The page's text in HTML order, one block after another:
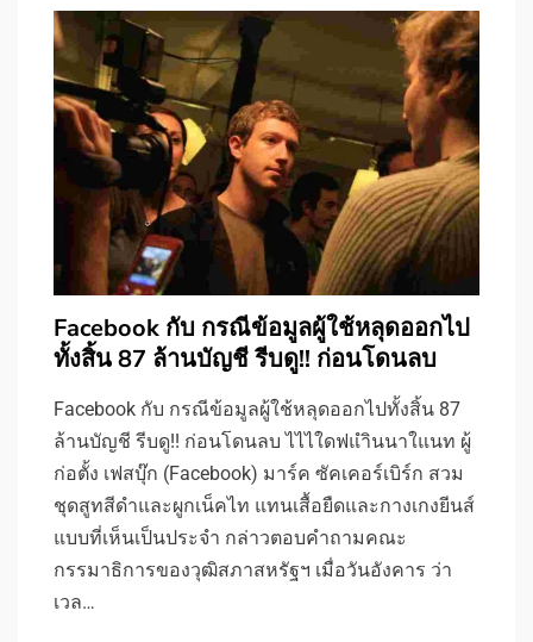
Facebook กับ กรณีข้อมูลผู้ใช้หลุดออกไป
ทั้งสิ้น 87 ล้านบัญชี รีบดู!! ก่อนโดนลบ
Facebook กับ กรณีข้อมูลผู้ใช้หลุดออกไปทั้งสิ้น 87
ล้านบัญชี รีบดู!! ก่อนโดนลบ ไไไใดฟแำินนาใแนท ผู้
ก่อตั้ง เฟสบุ๊ก (Facebook) มาร์ค ซัคเคอร์เบิร์ก สวม
ชุดสูทสีดำและผูกเน็คไท แทนเสื้อยืดและกางเกงยีนส์
แบบที่เห็นเป็นประจำ กล่าวตอบคำถามคณะ
กรรมาธิการของวุฒิสภาสหรัฐฯ เมื่อวันอังคาร ว่า
เวล…